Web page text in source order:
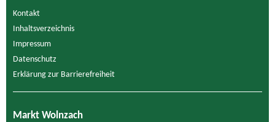
Kontakt
Inhaltsverzeichnis
Impressum
Datenschutz
Erklärung zur Barrierefreiheit
Markt Wolnzach